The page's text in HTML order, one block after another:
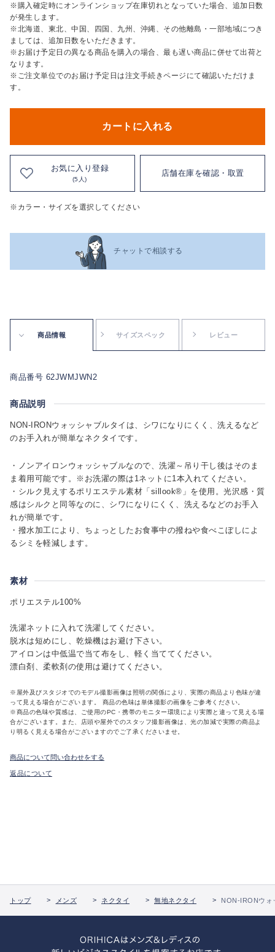
※購入確定時にオンラインショップ在庫切れとなっていた場合、追加日数
が発生します。
※北海道、東北、中国、四国、九州、沖縄、その他離島・一部地域につき
ましては、追加日数をいただきます。
※お届け予定日の異なる商品を購入の場合、最も遅い商品に併せて出荷と
なります。
※ご注文単位でのお届け予定日は注文手続きページにて確認いただけま
す。
カートに入れる
お気に入り登録
(5人)
店舗在庫を確認・取置
※カラー・サイズを選択してください
チャットで相談する
商品情報 サイズスペック レビュー
商品番号 62JWMJWN2
商品説明
NON-IRONウォッシャブルタイは、シワになりにくく、洗えるなど
のお手入れが簡単なネクタイです。
・ノンアイロンウォッシャブルなので、洗濯～吊り干し後はそのま
ま着用可能です。※お洗濯の際は1ネットに1本入れてください。
・シルク見えするポリエステル素材「sillook®」を使用。光沢感・質
感はシルクと同等なのに、シワになりにくく、洗えるなどのお手入
れが簡単です。
・撥水加工により、ちょっとしたお食事中の撥ねや食べこぼしによ
るシミを軽減します。
素材
ポリエステル100%
洗濯ネットに入れて洗濯してください。
脱水は短めにし、乾燥機はお避け下さい。
アイロンは中低温で当て布をし、軽く当ててください。
漂白剤、柔軟剤の使用は避けてください。
※屋外及びスタジオでのモデル撮影画像は照明の関係により、実際の商品より色味が違
って見える場合がございます。 商品の色味は単体撮影の画像をご参考ください。
※商品の色味や質感は、ご使用のPC・携帯のモニター環境により実際と違って見える場
合がございます。また、店頭や屋外でのスタッフ撮影画像は、光の加減で実際の商品よ
り明るく見える場合がございますのでご了承くださいませ。
商品について問い合わせをする
返品について
トップ メンズ ネクタイ 無地ネクタイ NON-IRONウォ